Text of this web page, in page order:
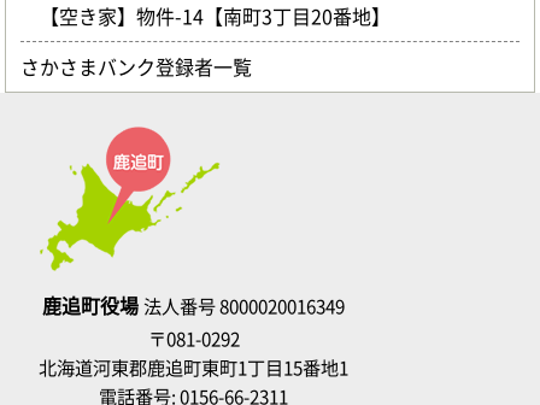
【空き家】物件-14【南町3丁目20番地】
さかさまバンク登録者一覧
鹿追町役場法人番号 8000020016349
〒081-0292
北海道河東郡鹿追町東町1丁目15番地1
電話番号:0156-66-2311